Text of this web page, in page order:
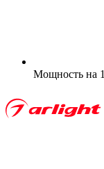
Мощность на